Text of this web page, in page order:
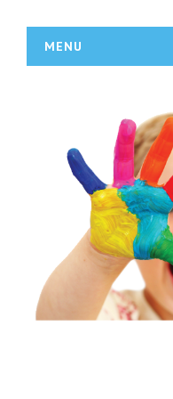
MENU
DZIAŁALNOŚĆ
Biura Rachunkowe
Doradztwo
Drukarnie
Handel
Hurtownie
Kredyty, Leasing
Oferty Pracy